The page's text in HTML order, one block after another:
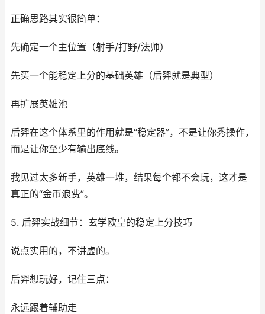
正确思路其实很简单：
先确定一个主位置（射手/打野/法师）
先买一个能稳定上分的基础英雄（后羿就是典型）
再扩展英雄池
后羿在这个体系里的作用就是“稳定器”，不是让你秀操作，
而是让你至少有输出底线。
我见过太多新手，英雄一堆，结果每个都不会玩，这才是
真正的“金币浪费”。
5. 后羿实战细节：玄学欧皇的稳定上分技巧
说点实用的，不讲虚的。
后羿想玩好，记住三点：
永远跟着辅助走